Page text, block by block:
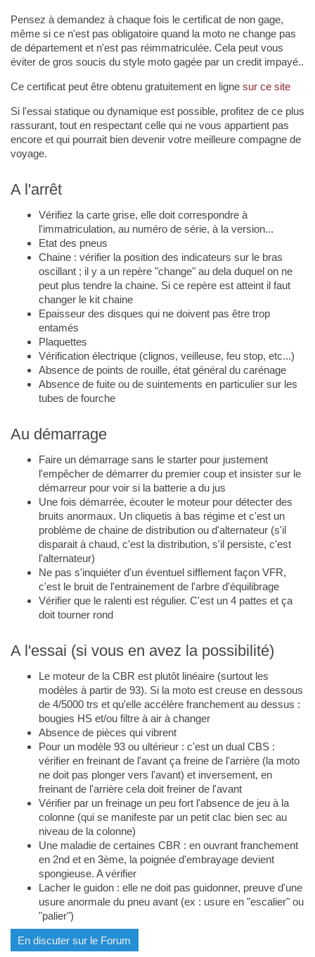
Pensez à demandez à chaque fois le certificat de non gage,
même si ce n'est pas obligatoire quand la moto ne change pas
de département et n'est pas réimmatriculée. Cela peut vous
éviter de gros soucis du style moto gagée par un credit impayé..
Ce certificat peut être obtenu gratuitement en ligne sur ce site
Si l'essai statique ou dynamique est possible, profitez de ce plus
rassurant, tout en respectant celle qui ne vous appartient pas
encore et qui pourrait bien devenir votre meilleure compagne de
voyage.
A l'arrêt
Vérifiez la carte grise, elle doit correspondre à
l'immatriculation, au numéro de série, à la version...
Etat des pneus
Chaine : vérifier la position des indicateurs sur le bras
oscillant ; il y a un repère "change" au dela duquel on ne
peut plus tendre la chaine. Si ce repère est atteint il faut
changer le kit chaine
Epaisseur des disques qui ne doivent pas être trop
entamés
Plaquettes
Vérification électrique (clignos, veilleuse, feu stop, etc...)
Absence de points de rouille, état général du carénage
Absence de fuite ou de suintements en particulier sur les
tubes de fourche
Au démarrage
Faire un démarrage sans le starter pour justement
l'empêcher de démarrer du premier coup et insister sur le
démarreur pour voir si la batterie a du jus
Une fois démarrée, écouter le moteur pour détecter des
bruits anormaux. Un cliquetis à bas régime et c'est un
problème de chaine de distribution ou d'alternateur (s'il
disparait à chaud, c'est la distribution, s'il persiste, c'est
l'alternateur)
Ne pas s'inquiéter d'un éventuel sifflement façon VFR,
c'est le bruit de l'entrainement de l'arbre d'équilibrage
Vérifier que le ralenti est régulier. C'est un 4 pattes et ça
doit tourner rond
A l'essai (si vous en avez la possibilité)
Le moteur de la CBR est plutôt linéaire (surtout les
modèles à partir de 93). Si la moto est creuse en dessous
de 4/5000 trs et qu'elle accélère franchement au dessus :
bougies HS et/ou filtre à air à changer
Absence de pièces qui vibrent
Pour un modèle 93 ou ultérieur : c'est un dual CBS :
vérifier en freinant de l'avant ça freine de l'arrière (la moto
ne doit pas plonger vers l'avant) et inversement, en
freinant de l'arrière cela doit freiner de l'avant
Vérifier par un freinage un peu fort l'absence de jeu à la
colonne (qui se manifeste par un petit clac bien sec au
niveau de la colonne)
Une maladie de certaines CBR : en ouvrant franchement
en 2nd et en 3ème, la poignée d'embrayage devient
spongieuse. A vérifier
Lacher le guidon : elle ne doit pas guidonner, preuve d'une
usure anormale du pneu avant (ex : usure en "escalier" ou
"palier")
En discuter sur le Forum